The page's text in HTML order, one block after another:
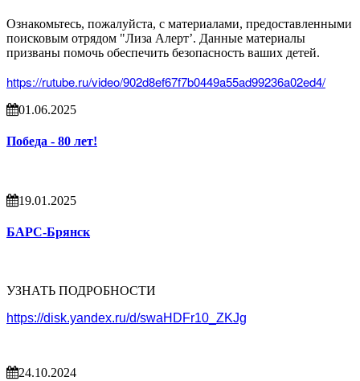
Ознакомьтесь, пожалуйста, с материалами, предоставленными
поисковым отрядом "Лиза Алерт’. Данные материалы
призваны помочь обеспечить безопасность ваших детей.
https://rutube.ru/video/902d8ef67f7b0449a55ad99236a02ed4/
01.06.2025
Победа - 80 лет!
19.01.2025
БАРС-Брянск
УЗНАТЬ ПОДРОБНОСТИ
https://disk.yandex.ru/d/swaHDFr10_ZKJg
24.10.2024